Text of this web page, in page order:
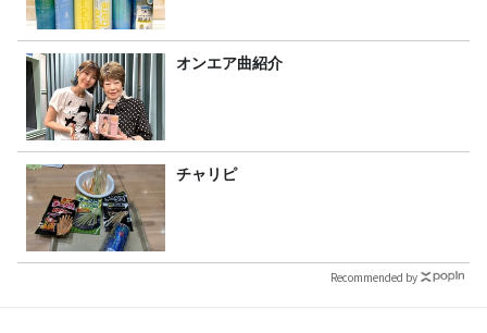
オンエア曲紹介
チャリピ
Recommended by